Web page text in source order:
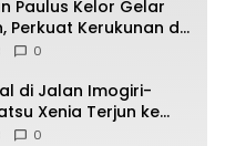
Paulus Kelor Gelar
Perkuat Kerukunan di
0
di Jalan Imogiri-
Xenia Terjun ke
0